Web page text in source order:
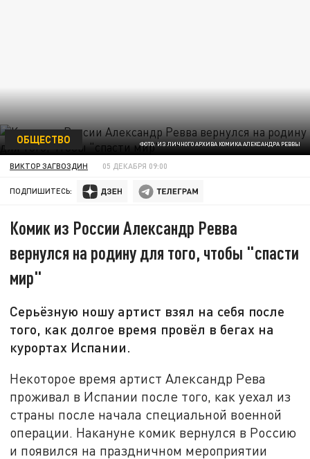
ФОТО: ИЗ ЛИЧНОГО АРХИВА КОМИКА АЛЕКСАНДРА РЕВВЫ
ОБЩЕСТВО
ВИКТОР ЗАГВОЗДИН 05 ДЕКАБРЯ 09:00
ПОДПИШИТЕСЬ:
Комик из России Александр Ревва
вернулся на родину для того, чтобы "спасти
мир"
Серьёзную ношу артист взял на себя после
того, как долгое время провёл в бегах на
курортах Испании.
Некоторое время артист Александр Рева
проживал в Испании после того, как уехал из
страны после начала специальной военной
операции. Накануне комик вернулся в Россию
и появился на праздничном мероприятии